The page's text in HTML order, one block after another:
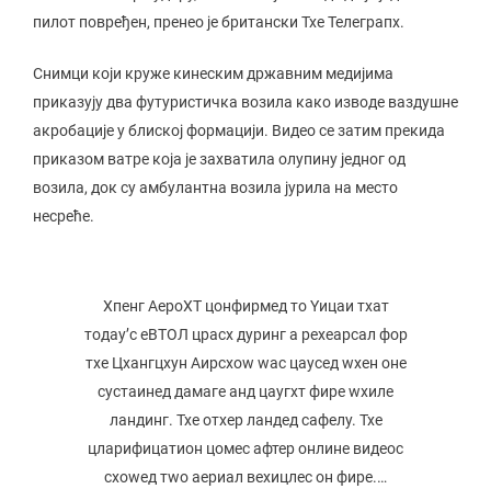
пилот повређен, пренео је британски Тхе Телеграпх.
Снимци који круже кинеским државним медијима
приказују два футуристичка возила како изводе ваздушне
акробације у блиској формацији. Видео се затим прекида
приказом ватре која је захватила олупину једног од
возила, док су амбулантна возила јурила на место
несреће.
Xпенг АероХТ цонфирмед то Yицаи тхат
тодаy’с еВТОЛ црасх дуринг а рехеарсал фор
тхе Цхангцхун Аирсхоw wас цаусед wхен оне
сустаинед дамаге анд цаугхт фире wхиле
ландинг. Тхе отхер ландед сафелy. Тхе
цларифицатион цомес афтер онлине видеос
схоwед тwо аериал вехицлес он фире.…